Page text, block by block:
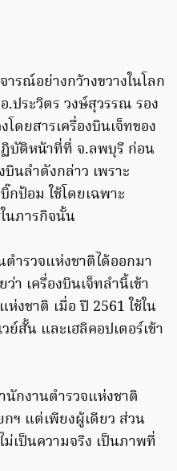
รณ์อย่างกว้างขวางในโลก
ประวิตร วงษ์สุวรรณ รอง
ดยสารเครื่องบินเจ็ทของ
บัติหน้าที่ที่ จ.ลพบุรี ก่อน
นลำดังกล่าว เพราะ
กป้อม ใช้โดยเฉพาะ
นภารกิจนั้น
ำรวจแห่งชาติได้ออกมา
า เครื่องบินเจ็ทลำนี้เข้า
งชาติ เมื่อ ปี 2561 ใช้ใน
ย์สั้น และเฮลิคอปเตอร์เข้า
นักงานตำรวจแห่งชาติ
กฯ แต่เพียงผู้เดียว ส่วน
เป็นความจริง เป็นภาพที่